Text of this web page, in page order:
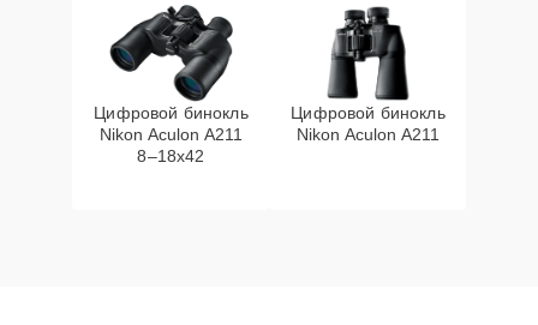
Цифровой бинокль
Nikon Aculon A211
8–18x42
Цифровой бинокль
Nikon Aculon A211